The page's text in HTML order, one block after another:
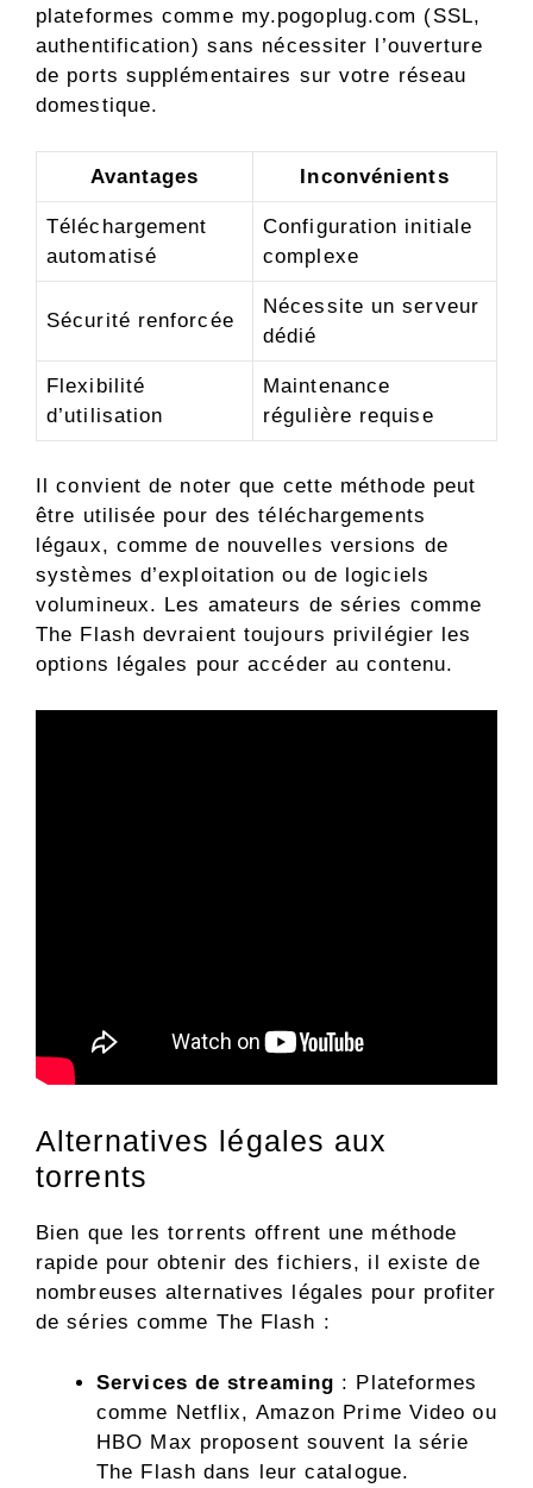
plateformes comme my.pogoplug.com (SSL,
authentification) sans nécessiter l’ouverture
de ports supplémentaires sur votre réseau
domestique.
Avantages Inconvénients
Téléchargement
automatisé
Configuration initiale
complexe
Sécurité renforcée
Nécessite un serveur
dédié
Flexibilité
d’utilisation
Maintenance
régulière requise
Il convient de noter que cette méthode peut
être utilisée pour des téléchargements
légaux, comme de nouvelles versions de
systèmes d’exploitation ou de logiciels
volumineux. Les amateurs de séries comme
The Flash devraient toujours privilégier les
options légales pour accéder au contenu.
Alternatives légales aux
torrents
Bien que les torrents offrent une méthode
rapide pour obtenir des fichiers, il existe de
nombreuses alternatives légales pour profiter
de séries comme The Flash :
Services de streaming : Plateformes
comme Netflix, Amazon Prime Video ou
HBO Max proposent souvent la série
The Flash dans leur catalogue.